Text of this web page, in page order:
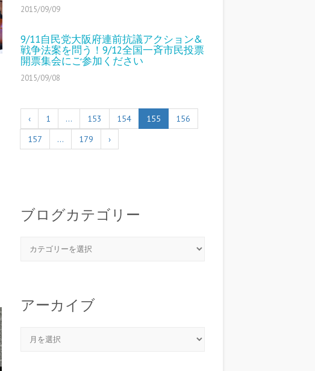
2015/09/09
9/11自民党大阪府連前抗議アクション&
戦争法案を問う！9/12全国一斉市民投票
開票集会にご参加ください
2015/09/08
‹ 1 … 153 154 155
156
157
… 179 ›
ブログカテゴリー
アーカイブ